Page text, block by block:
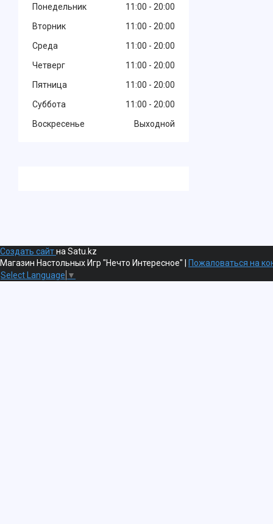
Понедельник 11:00
20:00
Вторник
11:00
20:00
Среда
11:00
20:00
Четверг
11:00
20:00
Пятница
11:00
20:00
Суббота
11:00
20:00
Воскресенье
Выходной
Создать сайтна Satu.kz
Магазин Настольных Игр "Нечто Интересное" |
Пожаловаться на
Select Language ▼